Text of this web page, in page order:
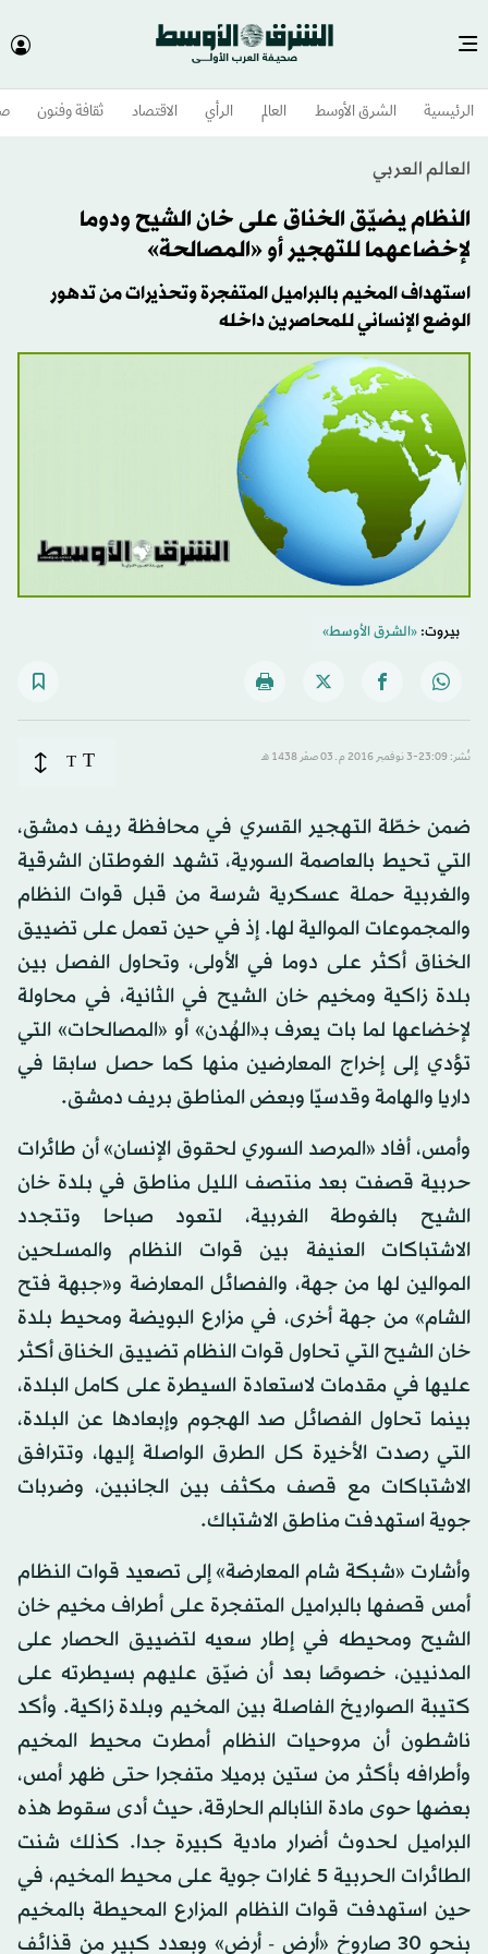
الرئيسية الشرق الأوسط​ العالم الرأي الاقتصاد ثقافة وفنون
العالم العربي
النظام يضيّق الخناق على خان الشيح ودوما
لإخضاعهما للتهجير أو «المصالحة»
استهداف المخيم بالبراميل المتفجرة وتحذيرات من تدهور
الوضع الإنساني للمحاصرين داخله
بيروت:«الشرق الأوسط»
نُشر: 23:09-3 نوفمبر 2016 م ـ 03 صفَر 1438 هـ T
T
ضمن خطّة التهجير القسري في محافظة ريف دمشق،
التي تحيط بالعاصمة السورية، تشهد الغوطتان الشرقية
والغربية حملة عسكرية شرسة من قبل قوات النظام
والمجموعات الموالية لها. إذ في حين تعمل على تضييق
الخناق أكثر على دوما في الأولى، وتحاول الفصل بين
بلدة زاكية ومخيم خان الشيح في الثانية، في محاولة
لإخضاعها لما بات يعرف بـ«الهُدن» أو «المصالحات» التي
تؤدي إلى إخراج المعارضين منها كما حصل سابقا في
داريا والهامة وقدسيّا وبعض المناطق بريف دمشق.
وأمس، أفاد «المرصد السوري لحقوق الإنسان» أن طائرات
حربية قصفت بعد منتصف الليل مناطق في بلدة خان
الشيح بالغوطة الغربية، لتعود صباحا وتتجدد
الاشتباكات العنيفة بين قوات النظام والمسلحين
الموالين لها من جهة، والفصائل المعارضة و«جبهة فتح
الشام» من جهة أخرى، في مزارع البويضة ومحيط بلدة
خان الشيح التي تحاول قوات النظام تضييق الخناق أكثر
عليها في مقدمات لاستعادة السيطرة على كامل البلدة،
بينما تحاول الفصائل صد الهجوم وإبعادها عن البلدة،
التي رصدت الأخيرة كل الطرق الواصلة إليها، وتترافق
الاشتباكات مع قصف مكثف بين الجانبين، وضربات
جوية استهدفت مناطق الاشتباك.
وأشارت «شبكة شام المعارضة» إلى تصعيد قوات النظام
أمس قصفها بالبراميل المتفجرة على أطراف مخيم خان
الشيح ومحيطه في إطار سعيه لتضييق الحصار على
المدنيين، خصوصًا بعد أن ضيّق عليهم بسيطرته على
كتيبة الصواريخ الفاصلة بين المخيم وبلدة زاكية. وأكد
ناشطون أن مروحيات النظام أمطرت محيط المخيم
وأطرافه بأكثر من ستين برميلا متفجرا حتى ظهر أمس،
بعضها حوى مادة النابالم الحارقة، حيث أدى سقوط هذه
البراميل لحدوث أضرار مادية كبيرة جدا. كذلك شنت
الطائرات الحربية 5 غارات جوية على محيط المخيم، في
حين استهدفت قوات النظام المزارع المحيطة بالمخيم
بنحو 30 صاروخ «أرض - أرض» وبعدد كبير من قذائف